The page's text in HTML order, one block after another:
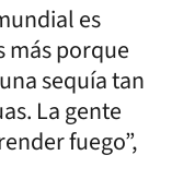
es
más porque
sequía tan
La gente
fuego”,